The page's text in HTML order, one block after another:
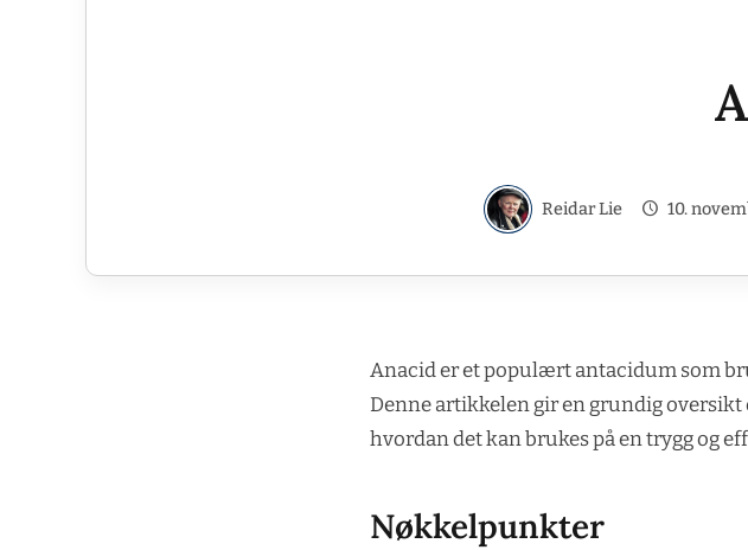
Reidar Lie 10.
Anacid er et populært antacidum som
Denne artikkelen gir en grundig oversikt
hvordan det kan brukes på en trygg og
Nøkkelpunkter